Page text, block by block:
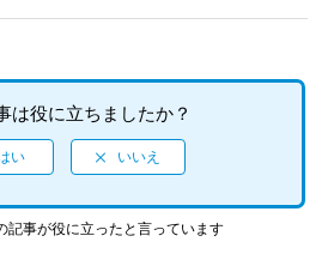
難易度の違いを教えてほしい
加DLCのBGMはゲーム内のどのシー
は役に立ちましたか？
記事が役に立ったと言っています